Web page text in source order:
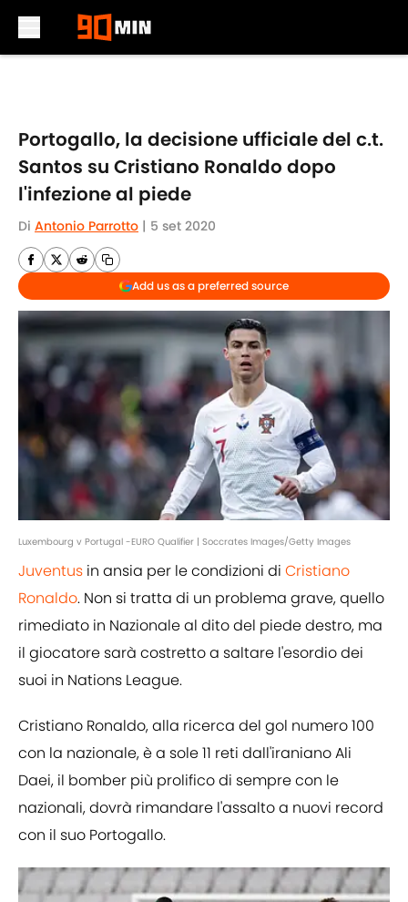
Portogallo, la decisione ufficiale del c.t.
Santos su Cristiano Ronaldo dopo
l'infezione al piede
Di Antonio Parrotto | 5 set 2020
Add us as a preferred source
Luxembourg v Portugal -EURO Qualifier | Soccrates Images/Getty Images
Juventus in ansia per le condizioni di Cristiano
Ronaldo. Non si tratta di un problema grave, quello
rimediato in Nazionale al dito del piede destro, ma
il giocatore sarà costretto a saltare l'esordio dei
suoi in Nations League.
Cristiano Ronaldo, alla ricerca del gol numero 100
con la nazionale, è a sole 11 reti dall'iraniano Ali
Daei, il bomber più prolifico di sempre con le
nazionali, dovrà rimandare l'assalto a nuovi record
con il suo Portogallo.